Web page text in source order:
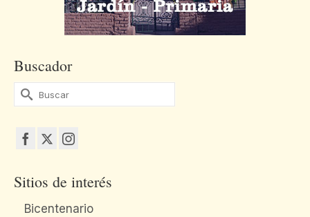
Buscador
Buscar
por:
Sitios de interés
Bicentenario